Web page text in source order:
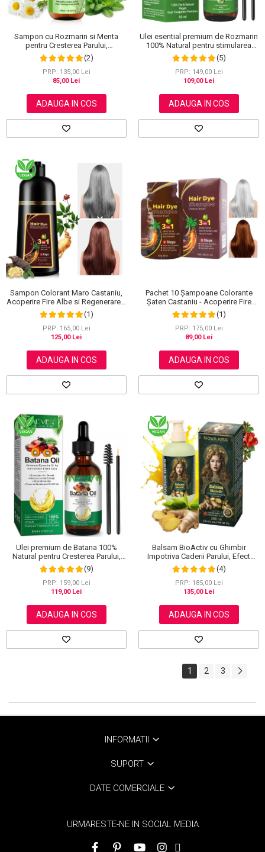
Sampon cu Rozmarin si Menta
pentru Cresterea Parului,
NIFEISHI®, 300 ml
(2)
PRP: 135,00 Lei
85,00 Lei
ADAUGA IN COS
Ulei esential premium de Rozmarin
100% Natural pentru stimularea
cresterii parului, genelor,
sprancenelor sau unghiilor, NOVA
KISS® 60 ml
(5)
PRP: 149,00 Lei
109,00 Lei
ADAUGA IN COS
Sampon Colorant Maro Castaniu,
Acoperire Fire Albe si Regenerare 3
in 1, #3 Chestnut Brown, 500 ml
(1)
PRP: 165,00 Lei
125,00 Lei
ADAUGA IN COS
Pachet 10 Șampoane Colorante
Șaten Castaniu - Acoperire Fire
Albe, 10x30ml(1)
PRP: 175,00 Lei
89,00 Lei
ADAUGA IN COS
Ulei premium de Batana 100%
Natural pentru Cresterea Parului,
Tratarea scalpului, Ingrijirea Tenului,
Genelor si Sprancenelor, Aliver 60
ml
(9)
PRP: 159,00 Lei
119,00 Lei
ADAUGA IN COS
Balsam BioActiv cu Ghimbir
Impotriva Caderii Parului, Efect
Regenerator si Densificator,
Revitalizeaza in Profunzime,
Premium, NOVA KISS®, 300 ml
(4)
PRP: 185,00 Lei
135,00 Lei
ADAUGA IN COS
1 2 3
INFORMATII
SUPORT
DATE COMERCIALE
URMARESTE-NE IN SOCIAL MEDIA